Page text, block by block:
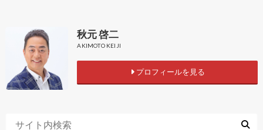
秋元 啓二
AKIMOTO KEIJI
プロフィールを見る